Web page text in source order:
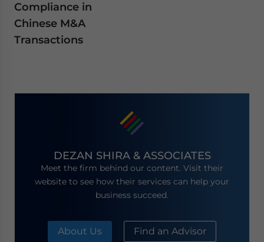
Compliance in
Chinese M&A
Transactions
DEZAN SHIRA & ASSOCIATES
Meet the firm behind our content. Visit their
website to see how their services can help your
business succeed.
About Us Find an Advisor